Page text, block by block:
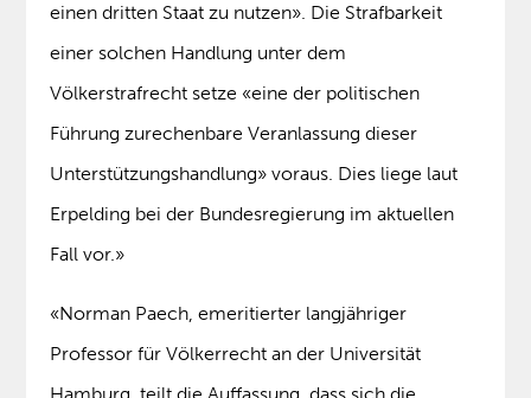
einen dritten Staat zu nutzen». Die Strafbarkeit
einer solchen Handlung unter dem
Völkerstrafrecht setze «eine der politischen
Führung zurechenbare Veranlassung dieser
Unterstützungshandlung» voraus. Dies liege laut
Erpelding bei der Bundesregierung im aktuellen
Fall vor.»
«Norman Paech, emeritierter langjähriger
Professor für Völkerrecht an der Universität